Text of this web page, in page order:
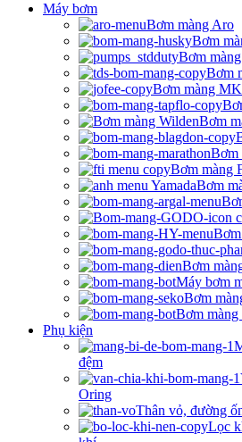
Máy bơm
Bơm màng Aro
Bơm
Bơm
Bơm
Bơm màng MK
Bơm
Bơm
Bơm màng
Bơm
Bơm
Máy bơm
Bơm
Bơm màng
Phụ kiện
đệm
Oring
Thân vỏ, đường
Lọc